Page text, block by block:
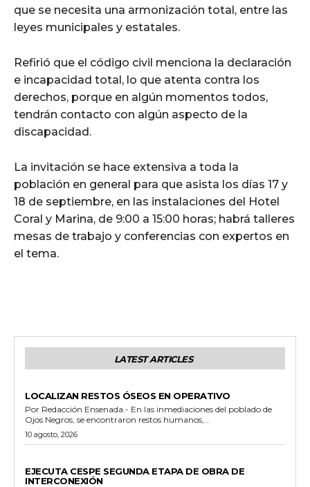
que se necesita una armonización total, entre las
leyes municipales y estatales.
Refirió que el código civil menciona la declaración
e incapacidad total, lo que atenta contra los
derechos, porque en algún momentos todos,
tendrán contacto con algún aspecto de la
discapacidad.
La invitación se hace extensiva a toda la
población en general para que asista los días 17 y
18 de septiembre, en las instalaciones del Hotel
Coral y Marina, de 9:00 a 15:00 horas; habrá talleres
mesas de trabajo y conferencias con expertos en
el tema.
LATEST ARTICLES
LOCALIZAN RESTOS ÓSEOS EN OPERATIVO
Por Redacción Ensenada.- En las inmediaciones del poblado de
Ojos Negros, se encontraron restos humanos,...
10 agosto, 2026
EJECUTA CESPE SEGUNDA ETAPA DE OBRA DE
INTERCONEXIÓN